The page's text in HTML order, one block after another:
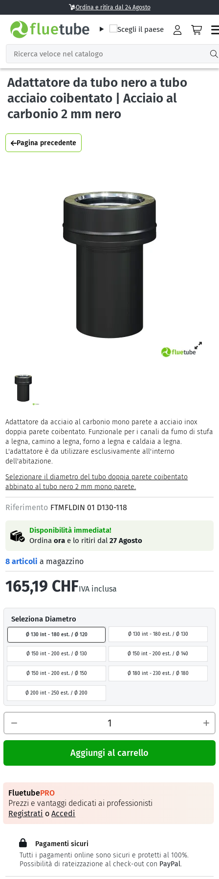
Ordina e ritira dal 24 Agosto
Adattatore da tubo nero a tubo
acciaio coibentato | Acciaio al
carbonio 2 mm nero
Pagina precedente
Adattatore da acciaio al carbonio mono parete a acciaio inox
doppia parete coibentato. Funzionale per i canali da fumo di stufa
a legna, camino a legna, forno a legna e caldaia a legna.
L'adattatore è da utilizzare esclusivamente all'interno
dell'abitazione.
Selezionare il diametro del tubo doppia parete coibentato
abbinato al tubo nero 2 mm mono parete.
Riferimento FTMFLDIN 01 D130-118
Disponibilità immediata!
Ordinaora e lo ritiri dal27 Agosto
8 articolia magazzino
165,19 CHFIVA inclusa
Seleziona Diametro
Ø 130 int - 180 est. / Ø 120 Ø 130 int - 180 est. / Ø 130
Ø 150 int - 200 est. / Ø 130 Ø 150 int - 200 est. / Ø 140
Ø 150 int - 200 est. / Ø 150 Ø 180 int - 230 est. / Ø 180
Ø 200 int - 250 est. / Ø 200
Aggiungi al carrello
FluetubePRO
Prezzi e vantaggi dedicati ai professionisti
Registrati oAccedi
Pagamenti sicuri
Tutti i pagamenti online sono sicuri e protetti al 100%.
Possibilità di rateizzazione al check-out con PayPal.